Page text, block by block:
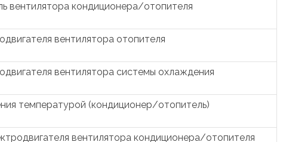
вентилятора кондиционера/отопителя
вентилятора отопителя
вентилятора системы охлаждения
температурой (кондиционер/отопитель)
вентилятора кондиционера/отопителя